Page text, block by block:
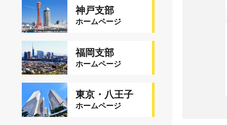
神戸支部
ホームページ
福岡支部
ホームページ
東京・八王子
ホームページ